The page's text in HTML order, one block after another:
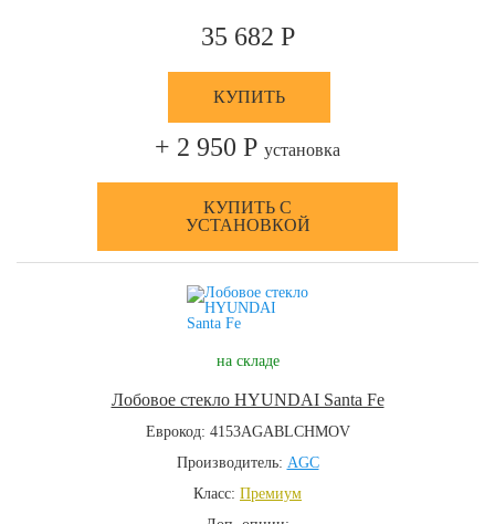
35 682 Р
КУПИТЬ
+ 2 950 Р установка
КУПИТЬ С
УСТАНОВКОЙ
на складе
Лобовое стекло HYUNDAI Santa Fe
Еврокод: 4153AGABLCHMOV
Производитель: AGC
Класс: Премиум